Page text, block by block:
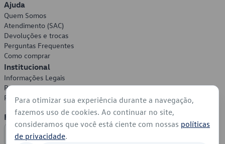
Ajuda
Quem Somos
Atendimento (SAC)
Devoluções e trocas
Perguntas Frequentes
Como comprar
Institucional
Informações Legais
Política de Privacidade
Política de Cookies
Formas de Pagamento
Para otimizar sua experiência durante a navegação,
fazemos uso de cookies. Ao continuar no site,
consideramos que você está ciente com nossas políticas
de privacidade.